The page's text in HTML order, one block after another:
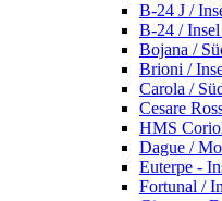
B-24 J /
B-24 /
Bojana /
Brioni /
Carola /
Cesare
HMS
Dague /
Euterpe -
Fortunal /